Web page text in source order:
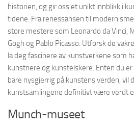
historien, og gir oss et unikt innblikk i
tidene. Fra renessansen til
store mestere som Leonardo da Vinci,
Gogh og Pablo Picasso. Utforsk de
la deg fascinere av kunstverkene som
kunstnere og kunstelskere. Enten du
bare nysgjerrig på kunstens verden, vil
kunstsamlingene definitivt være verdt
Munch-museet